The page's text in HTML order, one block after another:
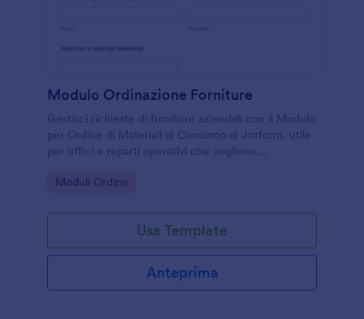
Modulo Ordinazione Forniture
Gestisci richieste di forniture aziendali con il Modulo
per Ordine di Materiali di Consumo di Jotform, utile
per uffici e reparti operativi che vogliono
online.
Go to Category:
Moduli Ordine
Usa Template
Anteprima